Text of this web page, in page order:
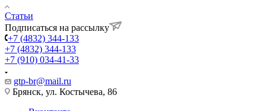
Статьи
Подписаться на рассылку
+7 (4832) 344-133
+7 (4832) 344-133
+7 (910) 034-41-33
gtp-br@mail.ru
Брянск, ул. Костычева, 86